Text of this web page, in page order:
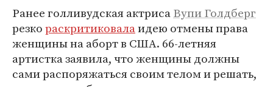
Ранее голливудская актрисаВупи Голдберг
резкораскритиковалаидею отмены права
женщины на аборт в США. 66-летняя
артистка заявила, что женщины должны
сами распоряжаться своим телом и решать,